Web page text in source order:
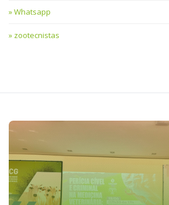
Whatsapp
zootecnistas